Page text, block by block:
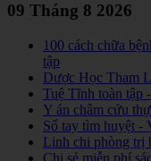
09 Tháng 8 2026
100 cách chữa
tập
Dược Học Tham
Tuệ Tĩnh toàn tập
Y án châm cứu
Sổ tay tìm huyệt -
Linh chi phòng trị
Chi sẻ miễn phí